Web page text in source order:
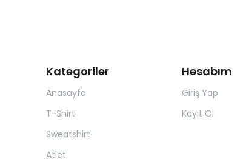
Kategoriler
Anasayfa
T-Shirt
Sweatshirt
Atlet
Hesabım
Giriş Yap
Kayıt Ol